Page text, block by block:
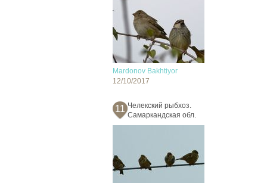
Mardonov Bakhtiyor
12/10/2017
11 Челекский рыбхоз.
Самаркандская обл.